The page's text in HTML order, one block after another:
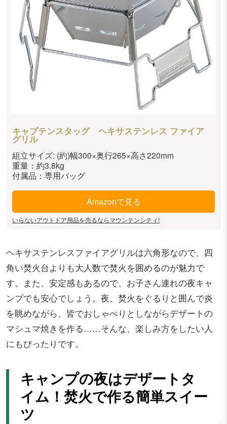
キャプテンスタッグ ヘキサステンレス ファイア
グリル
組立サイズ: (約)幅300×奥行265×高さ220mm
重量：約3.8kg
付属品：専用バッグ
Amazonで見る
いらないアウトドア用品を売るならマウンテンシティ!
ヘキサステンレスファイアグリルは六角形なので、四
角い焚火台よりも大人数で焚火を囲めるのが魅力で
す。また、安定感もあるので、お子さん連れの夜キャ
ンプでも安心でしょう。夜、焚火をぐるりと囲んで炎
を眺めながら、皆でおしゃべりとしながらデザートの
マシュマ焼きを作る……そんな、楽しみ方をしたい人
にもぴったりです。
キャンプの夜はデザートタ
イム！焚火で作る簡単スイー
ツ